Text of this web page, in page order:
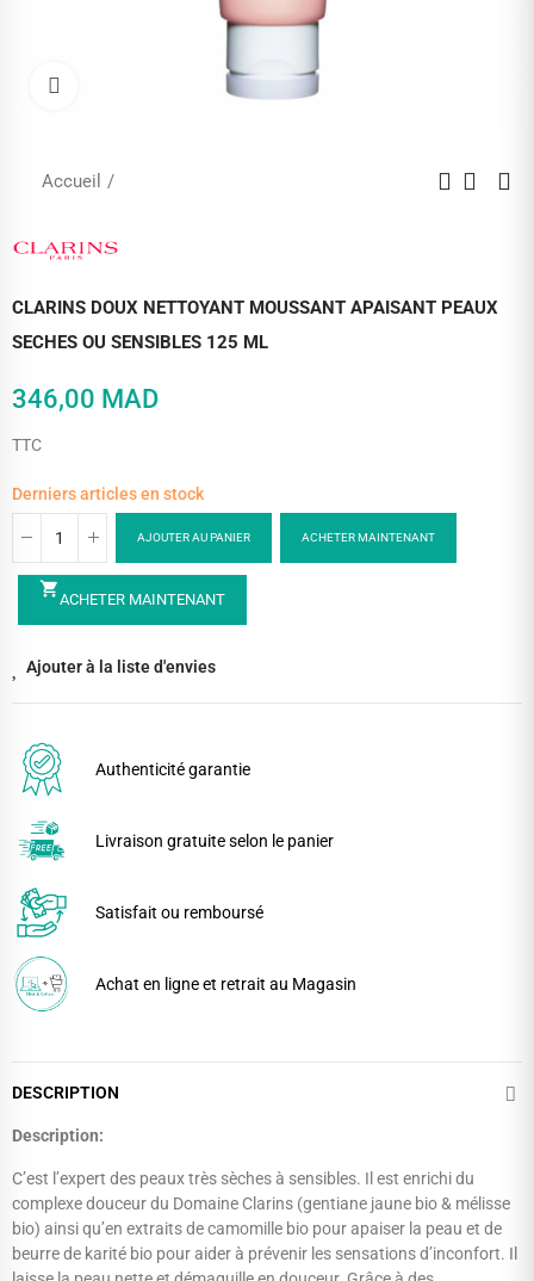
Accueil
CLARINS DOUX NETTOYANT MOUSSANT APAISANT PEAUX
SECHES OU SENSIBLES 125 ML
346,00 MAD
TTC
Derniers articles en stock
AJOUTER AU PANIER ACHETER MAINTENANT
shopping_cartACHETER MAINTENANT
Ajouter à la liste d'envies
Authenticité garantie
Livraison gratuite selon le panier
Satisfait ou remboursé
Achat en ligne et retrait au Magasin
DESCRIPTION
Description:
C’est l’expert des peaux très sèches à sensibles. Il est enrichi du
complexe douceur du Domaine Clarins (gentiane jaune bio & mélisse
bio) ainsi qu’en extraits de camomille bio pour apaiser la peau et de
beurre de karité bio pour aider à prévenir les sensations d’inconfort. Il